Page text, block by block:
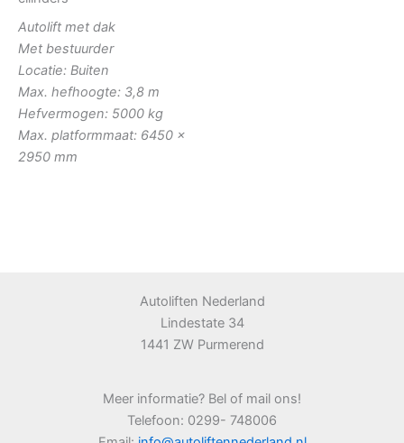
Autolift met dak
Met bestuurder
Locatie: Buiten
Max. hefhoogte: 3,8 m
Hefvermogen: 5000 kg
Max. platformmaat: 6450 x
2950 mm
Autoliften Nederland
Lindestate 34
1441 ZW Purmerend
Meer informatie? Bel of mail ons!
Telefoon: 0299- 748006